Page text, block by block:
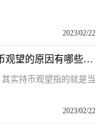
2023/02/22
持币观望是什么意思？股市中出现持币观望的原因有哪些？出现持币观望的原因
实持币观望指的就是当
2023/02/22